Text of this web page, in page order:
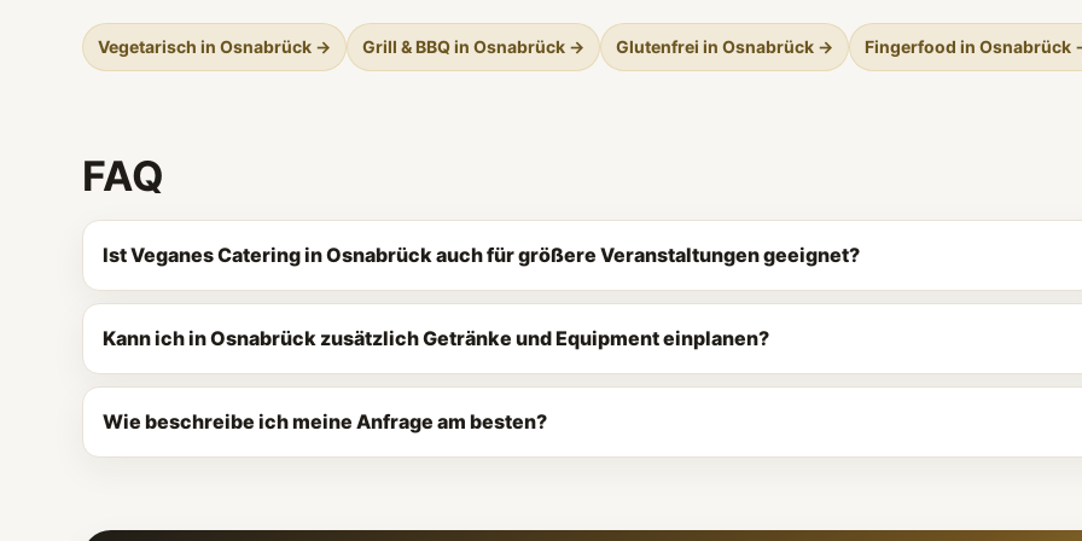
Vegetarisch in Osnabrück → Grill & BBQ in Osnabrück → Glutenfrei in Osnabrück → Fingerfood in Osnabrück
FAQ
Ist Veganes Catering in Osnabrück auch für größere Veranstaltungen geeignet?
Kann ich in Osnabrück zusätzlich Getränke und Equipment einplanen?
Wie beschreibe ich meine Anfrage am besten?